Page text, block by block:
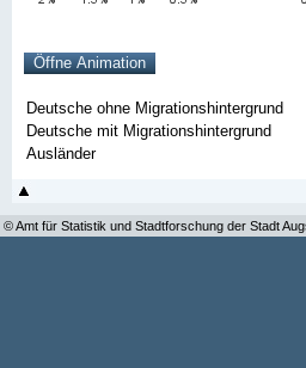
Deutsche ohne Migrationshintergrund
Deutsche mit Migrationshintergrund
Ausländer
© Amt für Statistik und Stadtforschung der Stadt